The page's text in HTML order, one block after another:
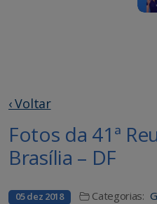
‹ Voltar
Fotos da 41ª
Brasília – DF
05 dez 2018 Categorias: